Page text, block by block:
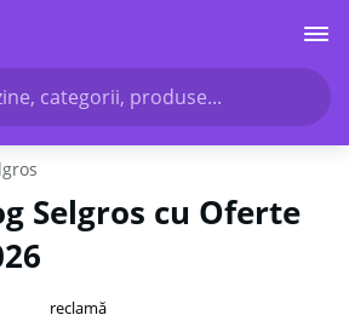
categorii, produse...
Selgros cu Oferte
reclamă